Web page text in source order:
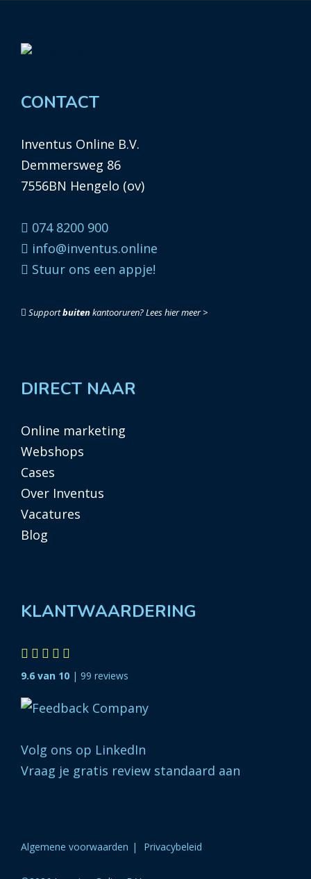
CONTACT
Inventus Online B.V.
Demmersweg 86
7556BN Hengelo (ov)
074 8200 900
info@inventus.online
Stuur ons een appje!
Supportbuitenkantooruren?Lees hier meer >
DIRECT NAAR
Online marketing
Webshops
Cases
Over Inventus
Vacatures
Blog
KLANTWAARDERING
9.6 van 10 | 99 reviews
Volg ons op LinkedIn
Vraag je gratis review standaard aan
Algemene voorwaarden Privacybeleid